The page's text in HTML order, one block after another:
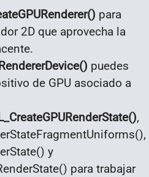
para
2D que aprovecha la
puedes
de GPU asociado a
,
y
para trabajar